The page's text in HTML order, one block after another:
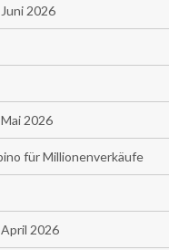
2026
2026
für Millionenverkäufe
2026